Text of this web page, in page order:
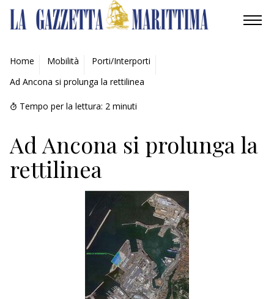
AMBIENTE
MOBILITÀ
INDUSTRIA
RICERCA
ECONOMIA
Home Mobilità
Porti/Interporti
Ad Ancona si prolunga la rettilinea
Tempo per la lettura: 2 minuti
Ad Ancona si prolunga la
rettilinea